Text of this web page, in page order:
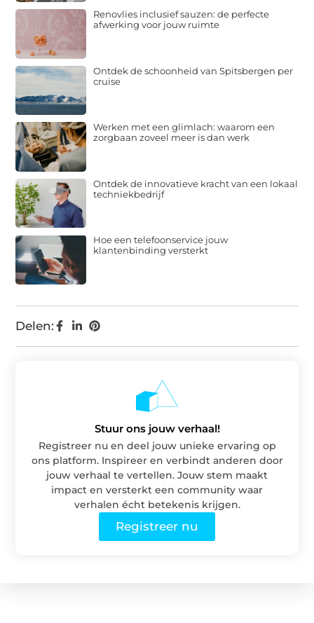
Delen:
Renovlies inclusief sauzen: de perfecte
afwerking voor jouw ruimte
Ontdek de schoonheid van Spitsbergen per
cruise
Werken met een glimlach: waarom een
zorgbaan zoveel meer is dan werk
Ontdek de innovatieve kracht van een lokaal
techniekbedrijf
Hoe een telefoonservice jouw
klantenbinding versterkt
Stuur ons jouw verhaal!
Registreer nu en deel jouw unieke ervaring op
ons platform. Inspireer en verbindt anderen door
jouw verhaal te vertellen. Jouw stem maakt
impact en versterkt een community waar
verhalen écht betekenis krijgen.
Registreer nu